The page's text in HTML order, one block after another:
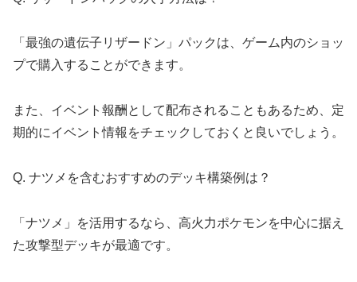
「最強の遺伝子リザードン」パックは、ゲーム内のショッ
プで購入することができます。
また、イベント報酬として配布されることもあるため、定
期的にイベント情報をチェックしておくと良いでしょう。
Q. ナツメを含むおすすめのデッキ構築例は？
「ナツメ」を活用するなら、高火力ポケモンを中心に据え
た攻撃型デッキが最適です。